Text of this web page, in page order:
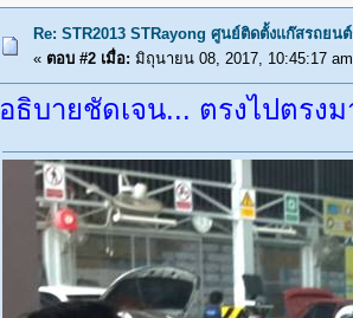
Re: STR2013 STRayong ศูนย์ติดตั้งแก๊สรถยน
« ตอบ #2 เมื่อ: มิถุนายน 08, 2017, 10:45:17
อธิบายชัดเจน... ตรงไปตรง